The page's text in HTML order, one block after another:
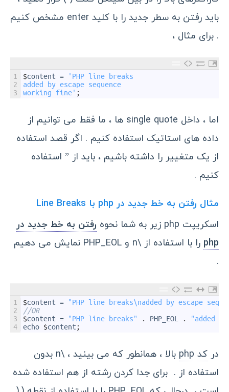
باید رفتن به سطر جدید را با کلید enter مشخص کنیم
. برای مثال ،
1
2
3
$content =
'PHP line breaks
added by escape sequence
working fine' ;
اما ، داخل single quote ها ، ما فقط می توانیم از
داده های استاتیک استفاده کنیم . اگر قصد استفاده
از یک متغییر را داشته باشیم ، باید از ” استفاده
کنیم .
مثال رفتن به خط جدید در php با Line Breaks
اسکریپت php زیر به شما نحوه
رفتن به خط جدید در
php
را با استفاده از \n و PHP_EOL نمایش می دهیم
.
1
2
3
4
$content =
"PHP line breaks\nadded by escape
//OR
$content = "PHP line breaks" . PHP_EOL .
"added
echo $content ;
در کد php
بالا ، همانطور که می بینید ، \n بدون
استفاده از . برای جدا کردن رشته از هم استفاده شده